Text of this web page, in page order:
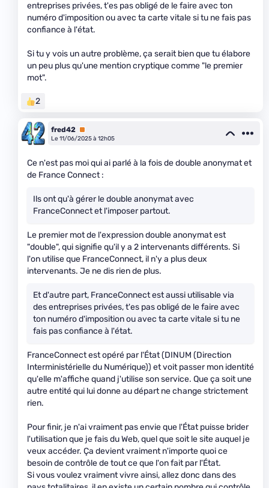
entreprises privées, t'es pas obligé de le faire avec ton
numéro d'imposition ou avec ta carte vitale si tu ne fais pas
confiance à l'état.
Si tu y vois un autre problème, ça serait bien que tu élabore
un peu plus qu'une mention cryptique comme "le premier
mot".
2
fred42 Premium
Le 11/06/2025 à 12h05
Ce n'est pas moi qui ai parlé à la fois de double anonymat et
de France Connect :
Ils ont qu'à gérer le double anonymat avec
FranceConnect et l'imposer partout.
Le premier mot de l'expression double anonymat est
"double", qui signifie qu'il y a 2 intervenants différents. Si
l'on utilise que FranceConnect, il n'y a plus deux
intervenants. Je ne dis rien de plus.
Et d'autre part, FranceConnect est aussi utilisable via
des entreprises privées, t'es pas obligé de le faire avec
ton numéro d'imposition ou avec ta carte vitale si tu ne
fais pas confiance à l'état.
FranceConnect est opéré par l'État (DINUM (Direction
Interministérielle du Numérique)) et voit passer mon identité
qu'elle m'affiche quand j'utilise son service. Que ça soit une
autre entité qui lui donne au départ ne change strictement
rien.
Pour finir, je n'ai vraiment pas envie que l'État puisse brider
l'utilisation que je fais du Web, quel que soit le site auquel je
veux accéder. Ça devient vraiment n'importe quoi ce
besoin de contrôle de tout ce que l'on fait par l'État.
Si vous voulez vraiment vivre ainsi, allez donc dans des